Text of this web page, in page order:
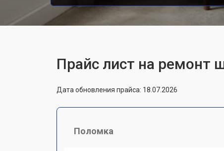
Прайс лист на ремонт
Дата обновления прайса: 18.07.2026
Поломка